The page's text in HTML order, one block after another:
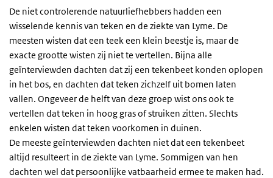
De niet controlerende natuurliefhebbers hadden een
wisselende kennis van teken en de ziekte van Lyme. De
meesten wisten dat een teek een klein beestje is, maar de
exacte grootte wisten zij niet te vertellen. Bijna alle
geïnterviewden dachten dat zij een tekenbeet konden oplopen
in het bos, en dachten dat teken zichzelf uit bomen laten
vallen. Ongeveer de helft van deze groep wist ons ook te
vertellen dat teken in hoog gras of struiken zitten. Slechts
enkelen wisten dat teken voorkomen in duinen.
De meeste geïnterviewden dachten niet dat een tekenbeet
altijd resulteert in de ziekte van Lyme. Sommigen van hen
dachten wel dat persoonlijke vatbaarheid ermee te maken had.